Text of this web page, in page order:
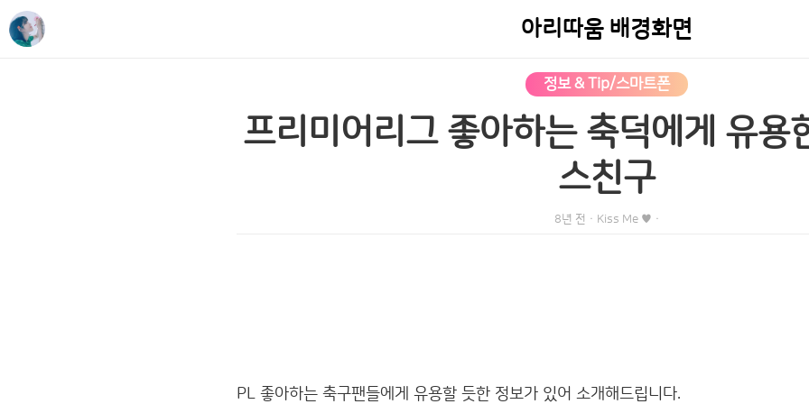
아리따움 배경화면
정보 & Tip/스마트폰
프리미어리그 좋아하는 축덕에게 유용
스친구
8년 전 · Kiss Me ♥ ·
PL 좋아하는 축구팬들에게 유용할 듯한 정보가 있어 소개해드립니다.